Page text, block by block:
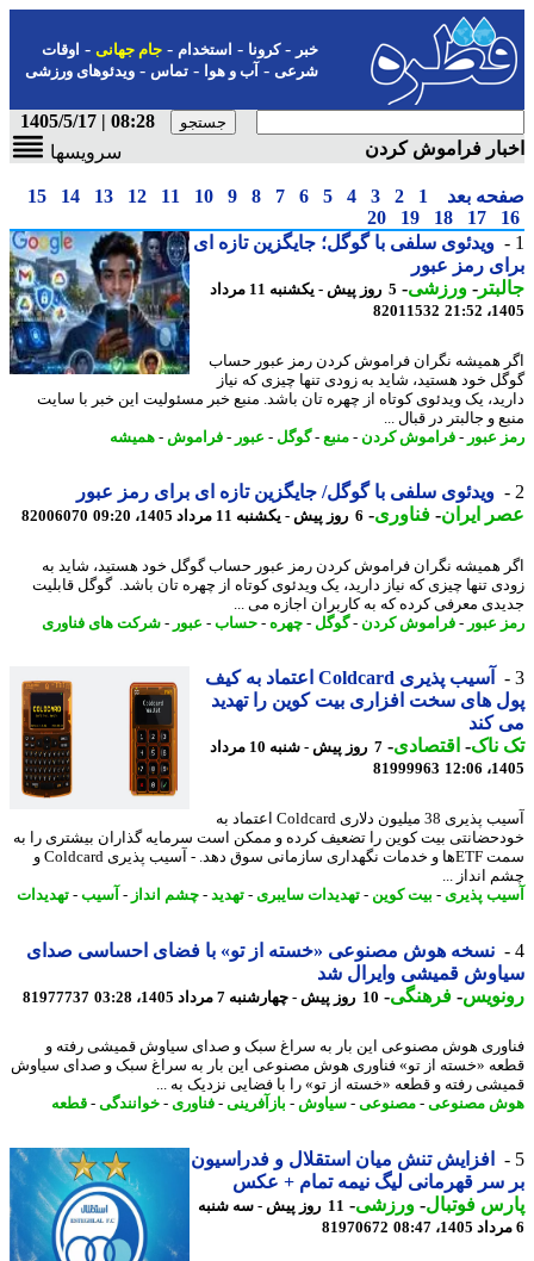
-کرونا-استخدام- جام جهانی-اوقات
شرعی-آب و هوا-تماس-ویدئوهای ورزشی
08:28 | 1405/5/17
فراموش کردن
سرویسها
بعد 1
2
3
4
5
6
7
8
9
10
11
12
13
14
15
17
18
19
20
ویدئوی سلفی با گوگل؛ جایگزین تازه ای
رمز عبور
-ورزشی-
5 روز پیش - یکشنبه 11 مرداد
82011532
همیشه نگران فراموش کردن رمز عبور حساب
خود هستید، شاید به زودی تنها چیزی که نیاز
یک ویدئوی کوتاه از چهره تان باشد. منبع خبر مسئولیت این خبر با سایت
و جالبتر در قبال ...
عبور -فراموش کردن-منبع -گوگل-عبور -فراموش-همیشه
ویدئوی سلفی با گوگل/ جایگزین تازه ای برای رمز عبور
ایران- فناوری- 6 روز پیش - یکشنبه 11 مرداد 1405، 09:20 82006070
همیشه نگران فراموش کردن رمز عبور حساب گوگل خود هستید، شاید به
تنها چیزی که نیاز دارید، یک ویدئوی کوتاه از چهره تان باشد. گوگل قابلیت
معرفی کرده که به کاربران اجازه می ...
عبور -فراموش کردن-گوگل-چهره-حساب-عبور -شرکت های فناوری
آسیب پذیری Coldcard اعتماد به کیف
های سخت افزاری بیت کوین را تهدید
کند
-اقتصادی-
7 روز پیش - شنبه 10 مرداد
81999963
آسیب پذیری 38 میلیون دلاری Coldcard اعتماد به
بیت کوین را تضعیف کرده و ممکن است سرمایه گذاران بیشتری را به
سمت ETFها و خدمات نگهداری سازمانی سوق دهد. - آسیب پذیری Coldcard و
انداز ...
پذیری- بیت کوین-تهدیدات سایبری- تهدید-چشم انداز -آسیب-تهدیدات
نسخه هوش مصنوعی «خسته از تو» با فضای احساسی صدای
قمیشی وایرال شد
-فرهنگی-10 روز پیش - چهارشنبه 7 مرداد 1405، 03:28 81977737
هوش مصنوعی این بار به سراغ سبک و صدای سیاوش قمیشی رفته و
«خسته از تو» فناوری هوش مصنوعی این بار به سراغ سبک و صدای سیاوش
رفته و قطعه «خسته از تو» را با فضایی نزدیک به ...
مصنوعی-مصنوعی-سیاوش-بازآفرینی-فناوری- خوانندگی-قطعه
افزایش تنش میان استقلال و فدراسیون
سر قهرمانی لیگ نیمه تمام + عکس
فوتبال-ورزشی-
11 روز پیش - سه شنبه
81970672